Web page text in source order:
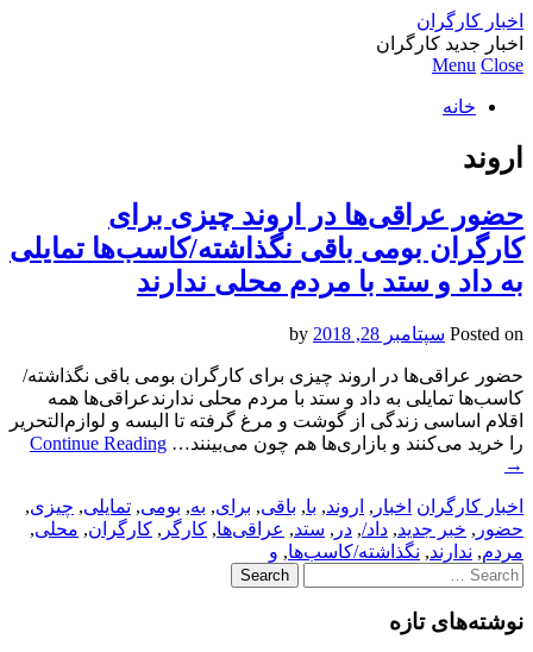
اخبار کارگران
اخبار جدید کارگران
Menu Close
خانه
اروند
حضور عراقی‌ها در اروند چیزی برای
کارگران بومی باقی نگذاشته‌/کاسب‌ها تمایلی
به داد و ستد با مردم محلی ندارند
Posted on سپتامبر 28, 2018
حضور عراقی‌ها در اروند چیزی برای کارگران بومی باقی نگذاشته‌/
کاسب‌ها تمایلی به داد و ستد با مردم محلی ندارندعراقی‌ها همه
اقلام اساسی زندگی از گوشت و مرغ گرفته تا البسه و لوازم‌التحریر
را خرید می‌کنند و بازاری‌ها هم چون می‌بینند… Continue Reading
→
اخبار کارگران اخبار , اروند, با, باقی, برای, به, بومی, تمایلی, چیزی,
حضور , خبر جدید, داد/, در , ستد, عراقی‌ها, کارگر , کارگران, محلی,
مردم, ندارند, نگذاشته‌/کاسب‌ها, و
Search
for:
نوشته‌های تازه